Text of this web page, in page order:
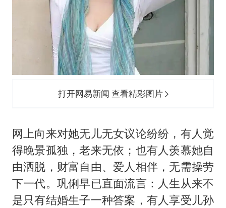
打开网易新闻 查看精彩图片
网上向来对她无儿无女议论纷纷，有人觉
得晚景孤独，老来无依；也有人羡慕她自
由洒脱，财富自由、爱人相伴，无需操劳
下一代。巩俐早已直面流言：人生从来不
是只有结婚生子一种答案，有人享受儿孙